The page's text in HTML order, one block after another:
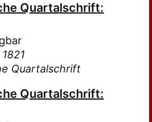
Quartalschrift:
Quartalschrift
Quartalschrift: